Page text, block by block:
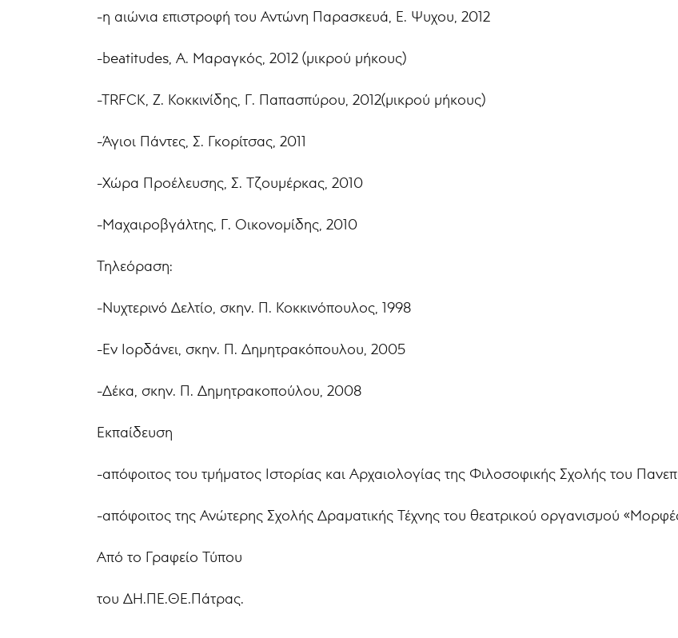
-η αιώνια επιστροφή του Αντώνη Παρασκευά, Ε. Ψυχου, 2012
-beatitudes, Α. Μαραγκός, 2012 (μικρού μήκους)
-TRFCK, Ζ. Κοκκινίδης, Γ. Παπασπύρου, 2012(μικρού μήκους)
-Άγιοι Πάντες, Σ. Γκορίτσας, 2011
-Χώρα Προέλευσης, Σ. Τζουμέρκας, 2010
-Mαχαιροβγάλτης, Γ. Οικονομίδης, 2010
Τηλεόραση:
-Νυχτερινό Δελτίο, σκην. Π. Κοκκινόπουλος, 1998
-Εν Ιορδάνει, σκην. Π. Δημητρακόπουλου, 2005
-Δέκα, σκην. Π. Δημητρακοπούλου, 2008
Εκπαίδευση
-απόφοιτος του τμήματος Ιστορίας και Αρχαιολογίας της Φιλοσοφικής Σχολής του
-απόφοιτος της Ανώτερης Σχολής Δραματικής Τέχνης του θεατρικού οργανισμού
Aπό το Γραφείο Τύπου
του ΔΗ.ΠΕ.ΘΕ.Πάτρας.